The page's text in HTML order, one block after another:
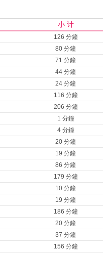
小 计
126 分鐘
80 分鐘
71 分鐘
44 分鐘
24 分鐘
116 分鐘
206 分鐘
1 分鐘
4 分鐘
20 分鐘
19 分鐘
86 分鐘
179 分鐘
10 分鐘
19 分鐘
186 分鐘
20 分鐘
37 分鐘
156 分鐘